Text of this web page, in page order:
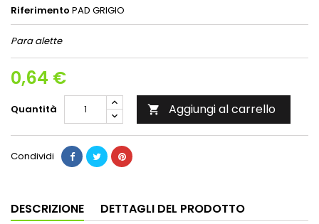
Riferimento PAD GRIGIO
Para alette
0,64 €
Quantità  Aggiungi al carrello
Condividi
DESCRIZIONE DETTAGLI DEL PRODOTTO